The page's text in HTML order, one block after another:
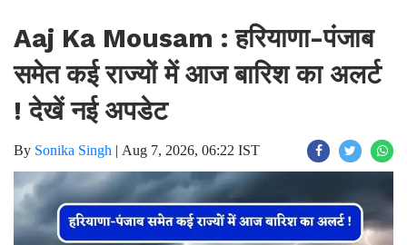
Aaj Ka Mousam : हरियाणा-पंजाब
समेत कई राज्यों में आज बारिश का अलर्ट
! देखें नई अपडेट
By Sonika Singh | Aug 7, 2026, 06:22 IST